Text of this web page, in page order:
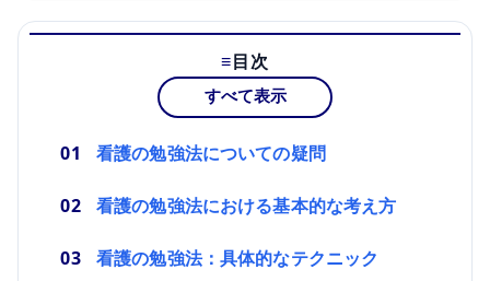
目次
すべて表示
看護の勉強法についての疑問
看護の勉強法における基本的な考え方
看護の勉強法：具体的なテクニック